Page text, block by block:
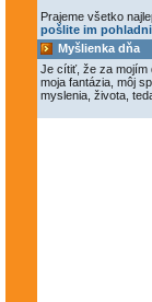
Prajeme všetko
pošlite im
Myšlienka dňa
Je cítiť, že za mojím
moja fantázia, môj
myslenia, života,